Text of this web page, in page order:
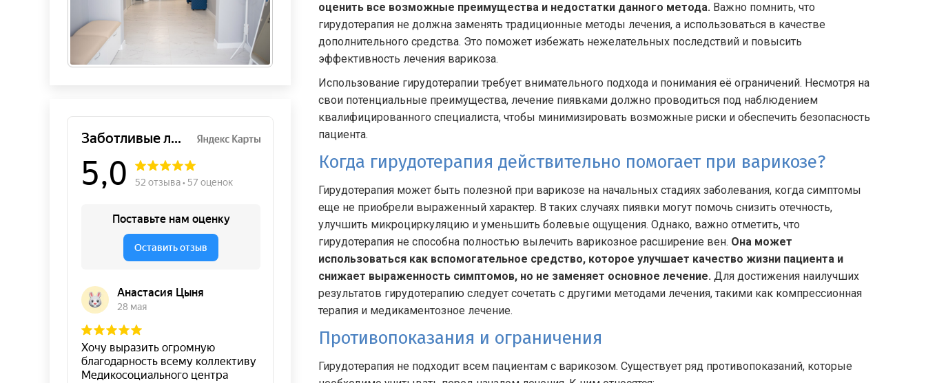
оценить все возможные преимущества и недостатки данного метода. Важно помнить, что
гирудотерапия не должна заменять традиционные методы лечения, а использоваться в качестве
дополнительного средства. Это поможет избежать нежелательных последствий и повысить
эффективность лечения варикоза.
Использование гирудотерапии требует внимательного подхода и понимания её ограничений. Несмотря на
свои потенциальные преимущества, лечение пиявками должно проводиться под наблюдением
квалифицированного специалиста, чтобы минимизировать возможные риски и обеспечить безопасность
пациента.
Когда гирудотерапия действительно помогает при варикозе?
Гирудотерапия может быть полезной при варикозе на начальных стадиях заболевания, когда симптомы
еще не приобрели выраженный характер. В таких случаях пиявки могут помочь снизить отечность,
улучшить микроциркуляцию и уменьшить болевые ощущения. Однако, важно отметить, что
гирудотерапия не способна полностью вылечить варикозное расширение вен. Она может
использоваться как вспомогательное средство, которое улучшает качество жизни пациента и
снижает выраженность симптомов, но не заменяет основное лечение. Для достижения наилучших
результатов гирудотерапию следует сочетать с другими методами лечения, такими как компрессионная
терапия и медикаментозное лечение.
Противопоказания и ограничения
Гирудотерапия не подходит всем пациентам с варикозом. Существует ряд противопоказаний, которые